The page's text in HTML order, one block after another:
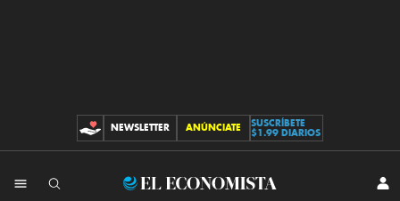
CONTRIBUCIONES
NEWSLETTER ANÚNCIATE
SUSCRÍBETE
$1.99 DIARIOS
El